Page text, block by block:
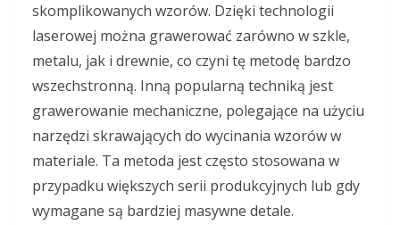
skomplikowanych wzorów. Dzięki technologii
laserowej można grawerować zarówno w szkle,
metalu, jak i drewnie, co czyni tę metodę bardzo
wszechstronną. Inną popularną techniką jest
grawerowanie mechaniczne, polegające na użyciu
narzędzi skrawających do wycinania wzorów w
materiale. Ta metoda jest często stosowana w
przypadku większych serii produkcyjnych lub gdy
wymagane są bardziej masywne detale.